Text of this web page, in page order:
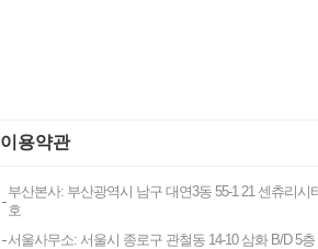
이용약관
부산본사: 부산광역시 남구 대연3동 55-1 21 센츄리시
호
서울사무소: 서울시 종로구 관철동 14-10 삼화 B/D 5층